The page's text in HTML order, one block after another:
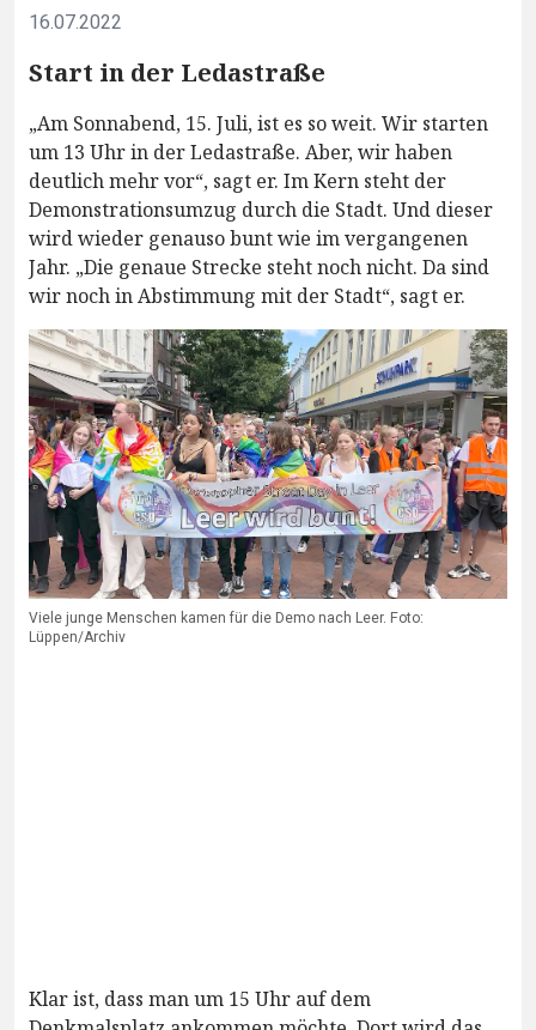
16.07.2022
Start in der Ledastraße
„Am Sonnabend, 15. Juli, ist es so weit. Wir starten
um 13 Uhr in der Ledastraße. Aber, wir haben
deutlich mehr vor“, sagt er. Im Kern steht der
Demonstrationsumzug durch die Stadt. Und dieser
wird wieder genauso bunt wie im vergangenen
Jahr. „Die genaue Strecke steht noch nicht. Da sind
wir noch in Abstimmung mit der Stadt“, sagt er.
Viele junge Menschen kamen für die Demo nach Leer. Foto:
Lüppen/Archiv
Klar ist, dass man um 15 Uhr auf dem